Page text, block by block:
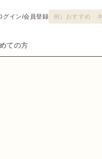
グイン/会員登録
ての方